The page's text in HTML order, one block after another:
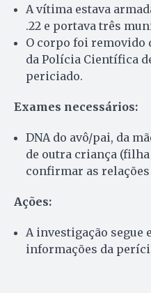
A vítima estava
.22 e portava três
O corpo foi removido
da Polícia Científica
periciado.
Exames necessários:
DNA do avô/pai, da
de outra criança
confirmar as
Ações:
A investigação segue
informações da